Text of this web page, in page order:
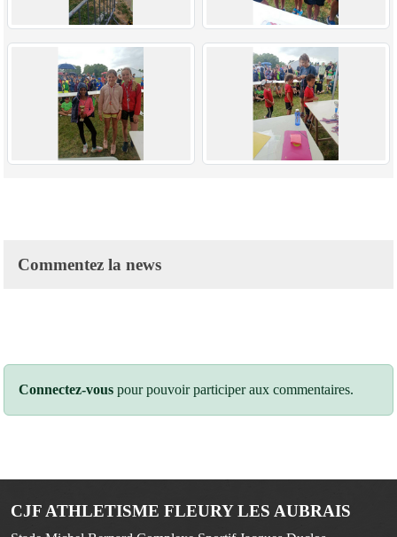
Commentez la news
Connectez-vous pour pouvoir participer aux commentaires.
CJF ATHLETISME FLEURY LES AUBRAIS